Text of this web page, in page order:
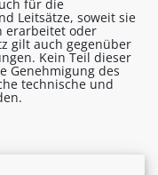
für die
Leitsätze, soweit sie
erarbeitet oder
gilt auch gegenüber
Kein Teil dieser
Genehmigung des
technische und